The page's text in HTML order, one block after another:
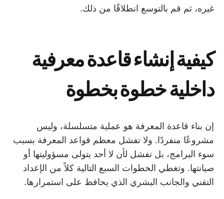
غيره، ثم قم بالتوسع انطلاقًا من ذلك.
كيفية إنشاء قاعدة معرفية
داخلية خطوة بخطوة
إن بناء قاعدة المعرفة هو عملية متسلسلة، وليس
مشروعًا منفردًا. ولا تفشل معظم قواعد المعرفة بسبب
سوء البرامج، بل تفشل لأن لا أحد يتولى مسؤوليتها أو
صيانتها. وتغطي الخطوات السبع التالية كلاً من الإعداد
التقني والجانب البشري الذي يحافظ على استمرارها.